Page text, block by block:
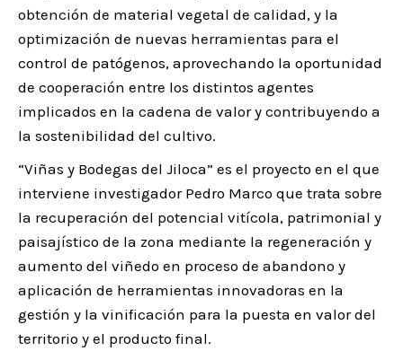
obtención de material vegetal de calidad, y la
optimización de nuevas herramientas para el
control de patógenos, aprovechando la oportunidad
de cooperación entre los distintos agentes
implicados en la cadena de valor y contribuyendo a
la sostenibilidad del cultivo.
“Viñas y Bodegas del Jiloca” es el proyecto en el que
interviene investigador Pedro Marco que trata sobre
la recuperación del potencial vitícola, patrimonial y
paisajístico de la zona mediante la regeneración y
aumento del viñedo en proceso de abandono y
aplicación de herramientas innovadoras en la
gestión y la vinificación para la puesta en valor del
territorio y el producto final.